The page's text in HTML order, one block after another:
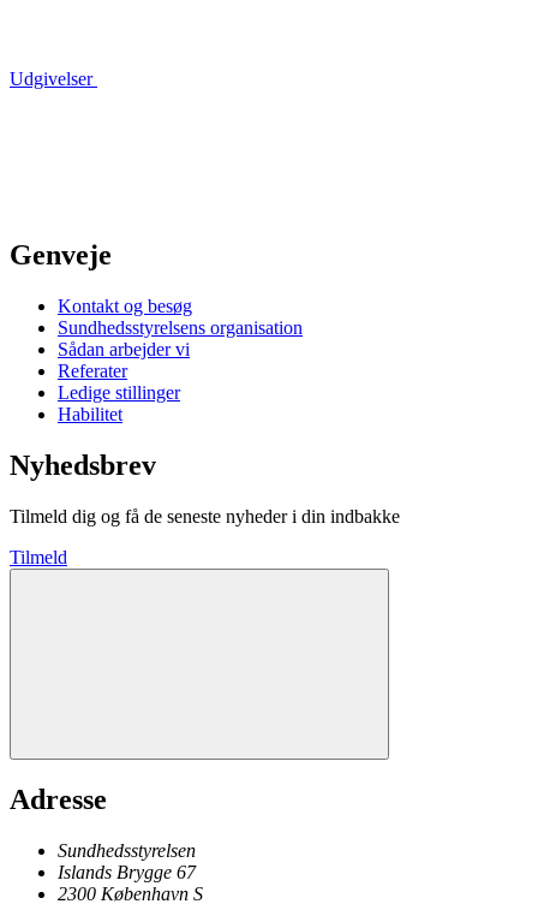
Udgivelser
Genveje
Kontakt og besøg
Sundhedsstyrelsens organisation
Sådan arbejder vi
Referater
Ledige stillinger
Habilitet
Nyhedsbrev
Tilmeld dig og få de seneste nyheder i din indbakke
Tilmeld
Adresse
Sundhedsstyrelsen
Islands Brygge 67
2300 København S